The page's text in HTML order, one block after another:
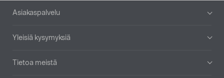
Alatunniste
Asiakaspalvelu
Yleisiä kysymyksiä
Tietoa meistä